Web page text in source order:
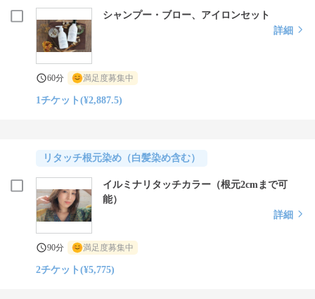
シャンプー・ブロー、アイロンセット
詳細
60分 満足度募集中
1チケット(¥2,887.5)
リタッチ根元染め（白髪染め含む）
イルミナリタッチカラー（根元2cmまで可
能）
詳細
90分 満足度募集中
2チケット(¥5,775)